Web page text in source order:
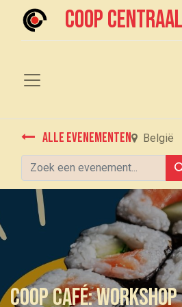
Coop centraal
Alle evenementen België
Coop Café: